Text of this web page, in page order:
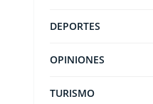
DEPORTES
OPINIONES
TURISMO